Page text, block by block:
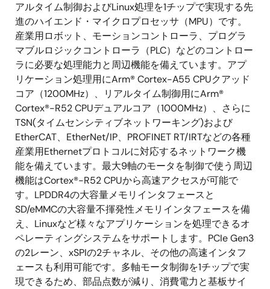
パッケージ：729ピン FCBGA
電圧：0.8Vコア、1.1V DDR 1.8V PLL、OSC、USB I/O
3.3V GPIO、xSPI、RMII、MII
RZファミリMPUの検証済みDRAMオプションはこち
ら
アルタイム制御およびLinux処理を1チップで実現する先
進のハイエンド・マイクロプロセッサ（MPU）です。
産業用ロボット、モーションコントローラ、プログラ
マブルロジックコントローラ（PLC）などのコントロー
ラに必要な処理能力と周辺機能を備えています。アプ
リケーション処理用にArm® Cortex-A55 CPUクアッド
コア（1200MHz）、リアルタイム制御用にArm®
Cortex®-R52 CPUデュアルコア（1000MHz）、さらに
TSN(タイムセンシティブネットワーキング)および
EtherCAT、EtherNet/IP、PROFINET RT/IRTなどの各種
産業用Ethernetプロトコルに対応するネットワーク機
能を備えています。最大9軸のモータを制御で使う周辺
機能はCortex®-R52 CPUから高速アクセスが可能で
す。LPDDR4の大容量メモリインタフェースと
SD/eMMCの大容量不揮発性メモリインタフェースを備
え、Linuxなど様々なアプリケーションを処理できるオ
ペレーティングシステムをサポートします。PCIe Gen3
の2レーン、xSPIの2チャネル、その他の高速インタフ
ェースも利用可能です。多軸モータ制御を1チップで実
現できるため、部品点数が減り、消費電力と基板サイ